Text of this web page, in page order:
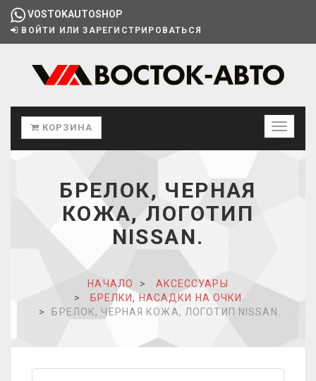
VOSTOKAUTOSHOP
ВОЙТИ ИЛИ ЗАРЕГИСТРИРОВАТЬСЯ
КОРЗИНА
БРЕЛОК, ЧЕРНАЯ
КОЖА, ЛОГОТИП
NISSAN.
НАЧАЛО
АКСЕССУАРЫ
БРЕЛКИ, НАСАДКИ НА ОЧКИ.
БРЕЛОК, ЧЕРНАЯ КОЖА, ЛОГОТИП NISSAN.